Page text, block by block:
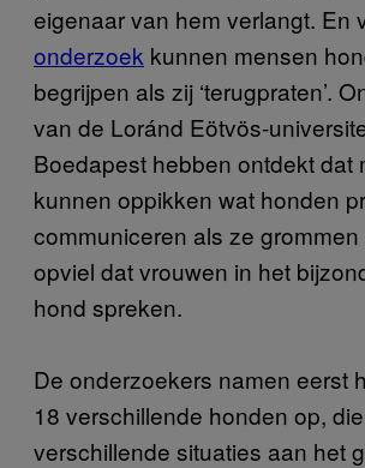
eigenaar van hem verlangt. En
onderzoek kunnen mensen
begrijpen als zij ‘terugpraten’.
van de Loránd Eötvös-
Boedapest hebben ontdekt dat
kunnen oppikken wat honden
communiceren als ze
opviel dat vrouwen in het
hond spreken.
De onderzoekers namen eerst
18 verschillende honden op,
verschillende situaties aan het